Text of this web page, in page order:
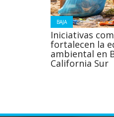
BAJA
Iniciativas
fortalecen la
ambiental en
California Sur